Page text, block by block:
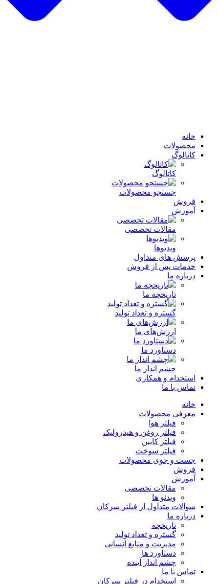
خانه
محصولات
کاتالوگ
کاتالوگ
جستجو محصولات
فروش
آموزش
مقالات تخصصی
ویدیوها
پرسش های متداول
خدمات پس از فروش
درباره ما
تاریخچه ما
گستره و تعداد تولید
ارزش‌های ما
دستاورد ما
چشم انداز ما
استخدام و همکاری
تماس با ما
خانه
معرفی محصولات
فیلتر هوا
فیلتر روغن و هیدرولیک
فیلتر کابین
فیلتر سوخت
جست و جوی محصولات
فروش
آموزش
مقالات تخصصی
ویدئو ها
سوالات متداول از فیلتر سرکان
درباره ما
تاریخچه
گستره و تعداد تولید
مدیریت و منابع انسانی
دستاورد ها
چشم انداز آینده
تماس با ما
استخدام در فیلتر سرکان